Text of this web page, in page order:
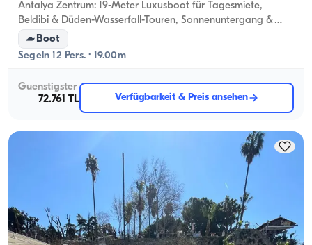
Antalya Zentrum: 19-Meter Luxusboot für Tagesmiete,
Beldibi & Düden-Wasserfall-Touren, Sonnenuntergang &
Besondere Feiern
Boot
Segeln 12 Pers. · 19.00m
Guenstigster
72.761 TL
Verfügbarkeit & Preis ansehen